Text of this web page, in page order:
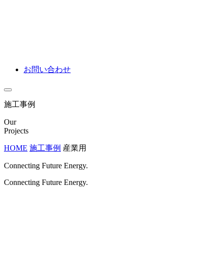
お問い合わせ
施工事例
Our
Projects
HOME 施工事例 産業用
Connecting Future Energy.
Connecting Future Energy.